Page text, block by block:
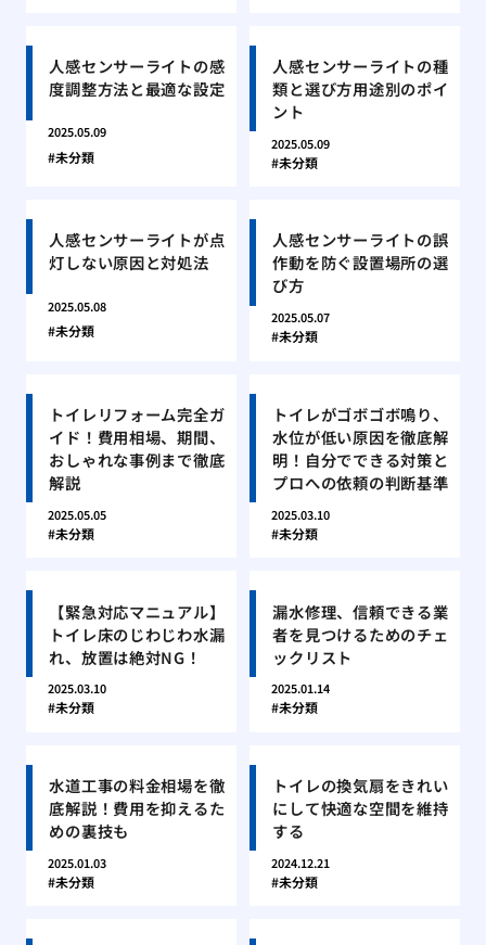
人感センサーライトの感
度調整方法と最適な設定
2025.05.09
未分類
人感センサーライトの種
類と選び方用途別のポイ
ント
2025.05.09
未分類
人感センサーライトが点
灯しない原因と対処法
2025.05.08
未分類
人感センサーライトの誤
作動を防ぐ設置場所の選
び方
2025.05.07
未分類
トイレリフォーム完全ガ
イド！費用相場、期間、
おしゃれな事例まで徹底
解説
2025.05.05
未分類
トイレがゴボゴボ鳴り、
水位が低い原因を徹底解
明！自分でできる対策と
プロへの依頼の判断基準
2025.03.10
未分類
【緊急対応マニュアル】
トイレ床のじわじわ水漏
れ、放置は絶対NG！
2025.03.10
未分類
漏水修理、信頼できる業
者を見つけるためのチェ
ックリスト
2025.01.14
未分類
水道工事の料金相場を徹
底解説！費用を抑えるた
めの裏技も
2025.01.03
未分類
トイレの換気扇をきれい
にして快適な空間を維持
する
2024.12.21
未分類